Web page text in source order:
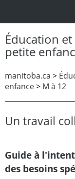
Éducation
petite
manitoba.ca >
enfance> M à 12
Un travail
Guide à
des besoins